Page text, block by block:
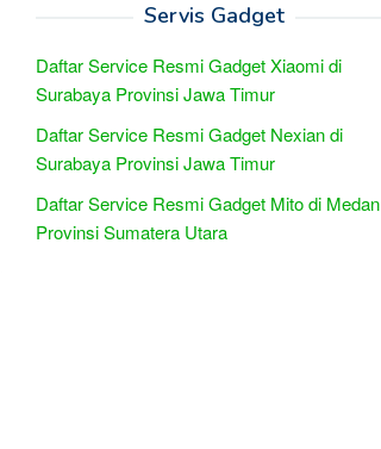
Servis Gadget
Daftar Service Resmi Gadget Xiaomi di
Surabaya Provinsi Jawa Timur
Daftar Service Resmi Gadget Nexian di
Surabaya Provinsi Jawa Timur
Daftar Service Resmi Gadget Mito di Medan
Provinsi Sumatera Utara